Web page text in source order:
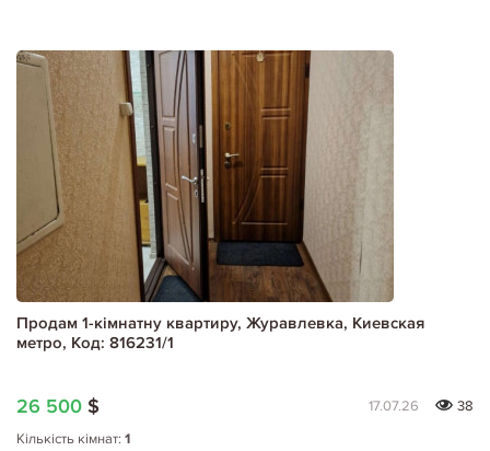
Продам 1-кімнатну квартиру, Журавлевка, Киевская
метро, Код: 816231/1
26 500 $ 17.07.26
38
Кількість кімнат: 1